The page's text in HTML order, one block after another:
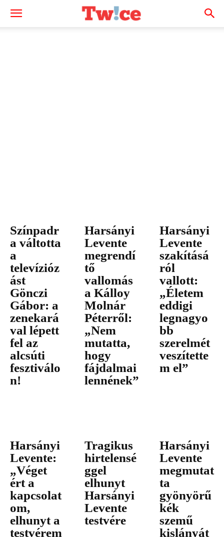
Színpadr
a váltotta
a
televízióz
ást
Gönczi
Gábor: a
zenekará
val lépett
fel az
alcsúti
fesztiválo
n!
Harsányi
Levente
megrendí
tő
vallomás
a Kálloy
Molnár
Péterről:
„Nem
mutatta,
hogy
fájdalmai
lennének”
Harsányi
Levente
szakításá
ról
vallott:
„Életem
eddigi
legnagyo
bb
szerelmét
veszítette
m el”
Harsányi
Levente:
„Véget
ért a
kapcsolat
om,
elhunyt a
testvérem
Tragikus
hirtelensé
ggel
elhunyt
Harsányi
Levente
testvére
Harsányi
Levente
megmutat
ta
gyönyörű
kék
szemű
kislányát